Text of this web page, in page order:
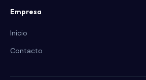
Empresa
Inicio
Contacto